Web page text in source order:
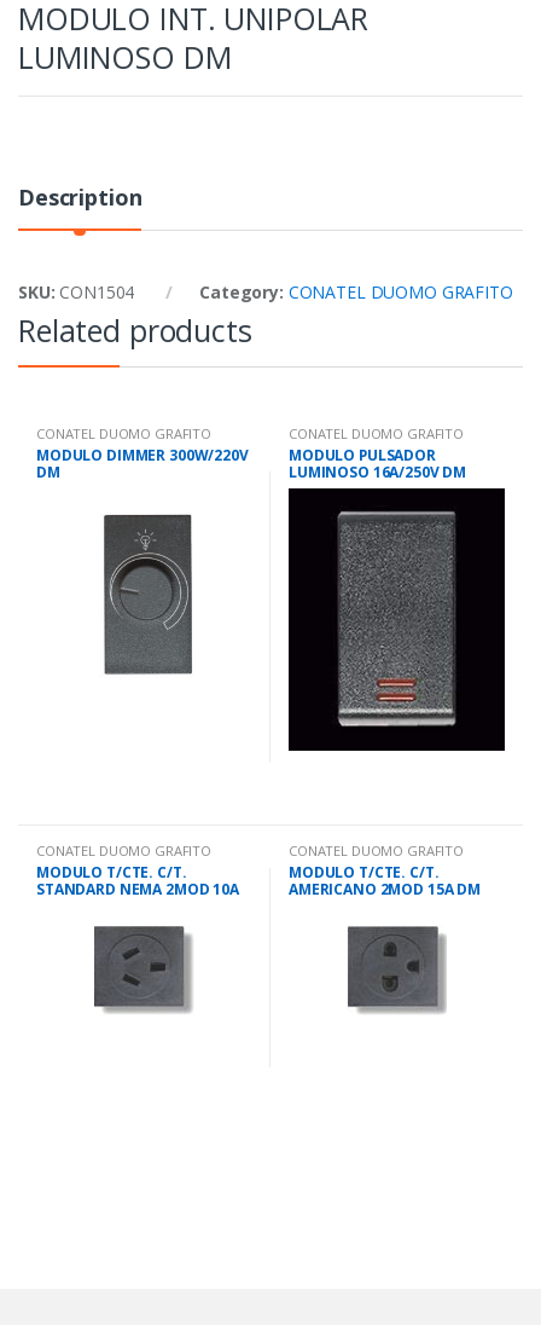
MODULO INT. UNIPOLAR
LUMINOSO DM
Description
SKU: CON1504 Category: CONATEL DUOMO GRAFITO
Related products
CONATEL DUOMO GRAFITO
MODULO DIMMER 300W/220V
DM
CONATEL DUOMO GRAFITO
MODULO PULSADOR
LUMINOSO 16A/250V DM
CONATEL DUOMO GRAFITO
MODULO T/CTE. C/T.
STANDARD NEMA 2MOD 10A
CONATEL DUOMO GRAFITO
MODULO T/CTE. C/T.
AMERICANO 2MOD 15A DM